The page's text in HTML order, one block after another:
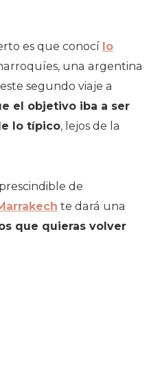
es que conocí lo
una argentina
segundo viaje a
el objetivo iba a ser
lo típico, lejos de la
de
te dará una
que quieras volver